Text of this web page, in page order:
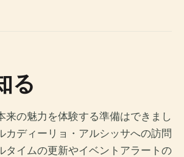
る
来の魅力を体験する準備はできまし
カディーリョ・アルシッサへの訪問
タイムの更新やイベントアラートの